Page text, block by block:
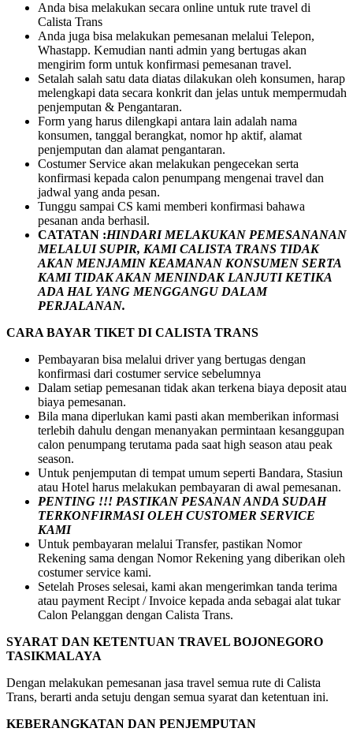
Anda bisa melakukan secara online untuk rute travel di
Calista Trans
Anda juga bisa melakukan pemesanan melalui Telepon,
Whastapp. Kemudian nanti admin yang bertugas akan
mengirim form untuk konfirmasi pemesanan travel.
Setalah salah satu data diatas dilakukan oleh konsumen, harap
melengkapi data secara konkrit dan jelas untuk mempermudah
penjemputan & Pengantaran.
Form yang harus dilengkapi antara lain adalah nama
konsumen, tanggal berangkat, nomor hp aktif, alamat
penjemputan dan alamat pengantaran.
Costumer Service akan melakukan pengecekan serta
konfirmasi kepada calon penumpang mengenai travel dan
jadwal yang anda pesan.
Tunggu sampai CS kami memberi konfirmasi bahawa
pesanan anda berhasil.
CATATAN :HINDARI MELAKUKAN PEMESANANAN
MELALUI SUPIR, KAMICALISTA TRANS TIDAK
AKAN MENJAMIN KEAMANAN KONSUMEN SERTA
KAMI TIDAK AKAN MENINDAK LANJUTI KETIKA
ADA HAL YANG MENGGANGU DALAM
PERJALANAN.
CARA BAYAR TIKET DI CALISTA TRANS
Pembayaran bisa melalui driver yang bertugas dengan
konfirmasi dari costumer service sebelumnya
Dalam setiap pemesanan tidak akan terkena biaya deposit atau
biaya pemesanan.
Bila mana diperlukan kami pasti akan memberikan informasi
terlebih dahulu dengan menanyakan permintaan kesanggupan
calon penumpang terutama pada saat high season atau peak
season.
Untuk penjemputan di tempat umum seperti Bandara, Stasiun
atau Hotel harus melakukan pembayaran di awal pemesanan.
PENTING !!! PASTIKAN PESANAN ANDA SUDAH
TERKONFIRMASI OLEH CUSTOMER SERVICE
KAMI
Untuk pembayaran melalui Transfer, pastikan Nomor
Rekening sama dengan Nomor Rekening yang diberikan oleh
costumer service kami.
Setelah Proses selesai, kami akan mengerimkan tanda terima
atau payment Recipt / Invoice kepada anda sebagai alat tukar
Calon Pelanggan dengan Calista Trans.
SYARAT DAN KETENTUAN TRAVEL BOJONEGORO
TASIKMALAYA
Dengan melakukan pemesanan jasa travel semua rute di Calista
Trans, berarti anda setuju dengan semua syarat dan ketentuan ini.
KEBERANGKATAN DAN PENJEMPUTAN